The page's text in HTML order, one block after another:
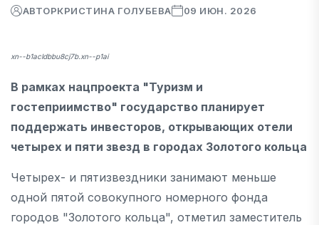
АВТОРКРИСТИНА ГОЛУБЕВА 09 ИЮН. 2026
xn--b1acldbbu8cj7b.xn--p1ai
В рамках нацпроекта "Туризм и
гостеприимство" государство планирует
поддержать инвесторов, открывающих отели
четырех и пяти звезд в городах Золотого кольца
Четырех- и пятизвездники занимают меньше
одной пятой совокупного номерного фонда
городов "Золотого кольца", отметил заместитель